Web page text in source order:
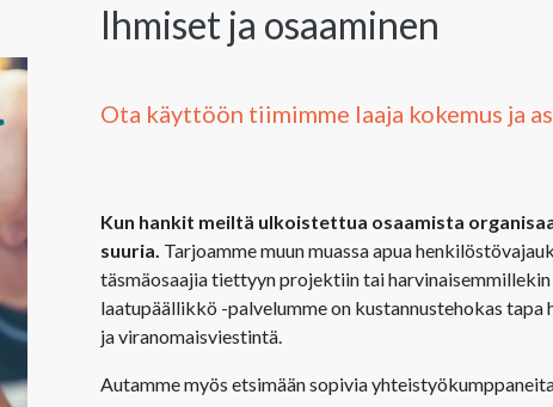
Ihmiset ja osaaminen
Ota käyttöön tiimimme laaja kokemus ja
Kun hankit meiltä ulkoistettua osaamista
suuria. Tarjoamme muun muassa apua
täsmäosaajia tiettyyn projektiin tai
laatupäällikkö -palvelumme on kustannustehokas
ja viranomaisviestintä.
Autamme myös etsimään sopivia